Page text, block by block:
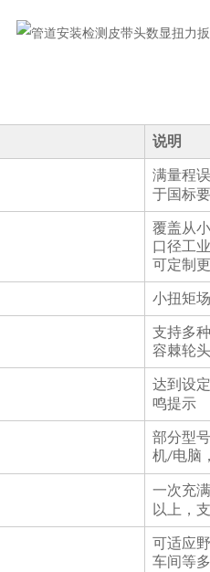
说明
满量程
于国标
覆盖从
口径工
可定制
小扭矩
支持多
容棘轮
达到设
鸣提示
部分型
机/电脑
一次充
以上，
可适应
车间等